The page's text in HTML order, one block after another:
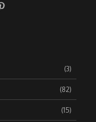
(3)
(82)
(15)